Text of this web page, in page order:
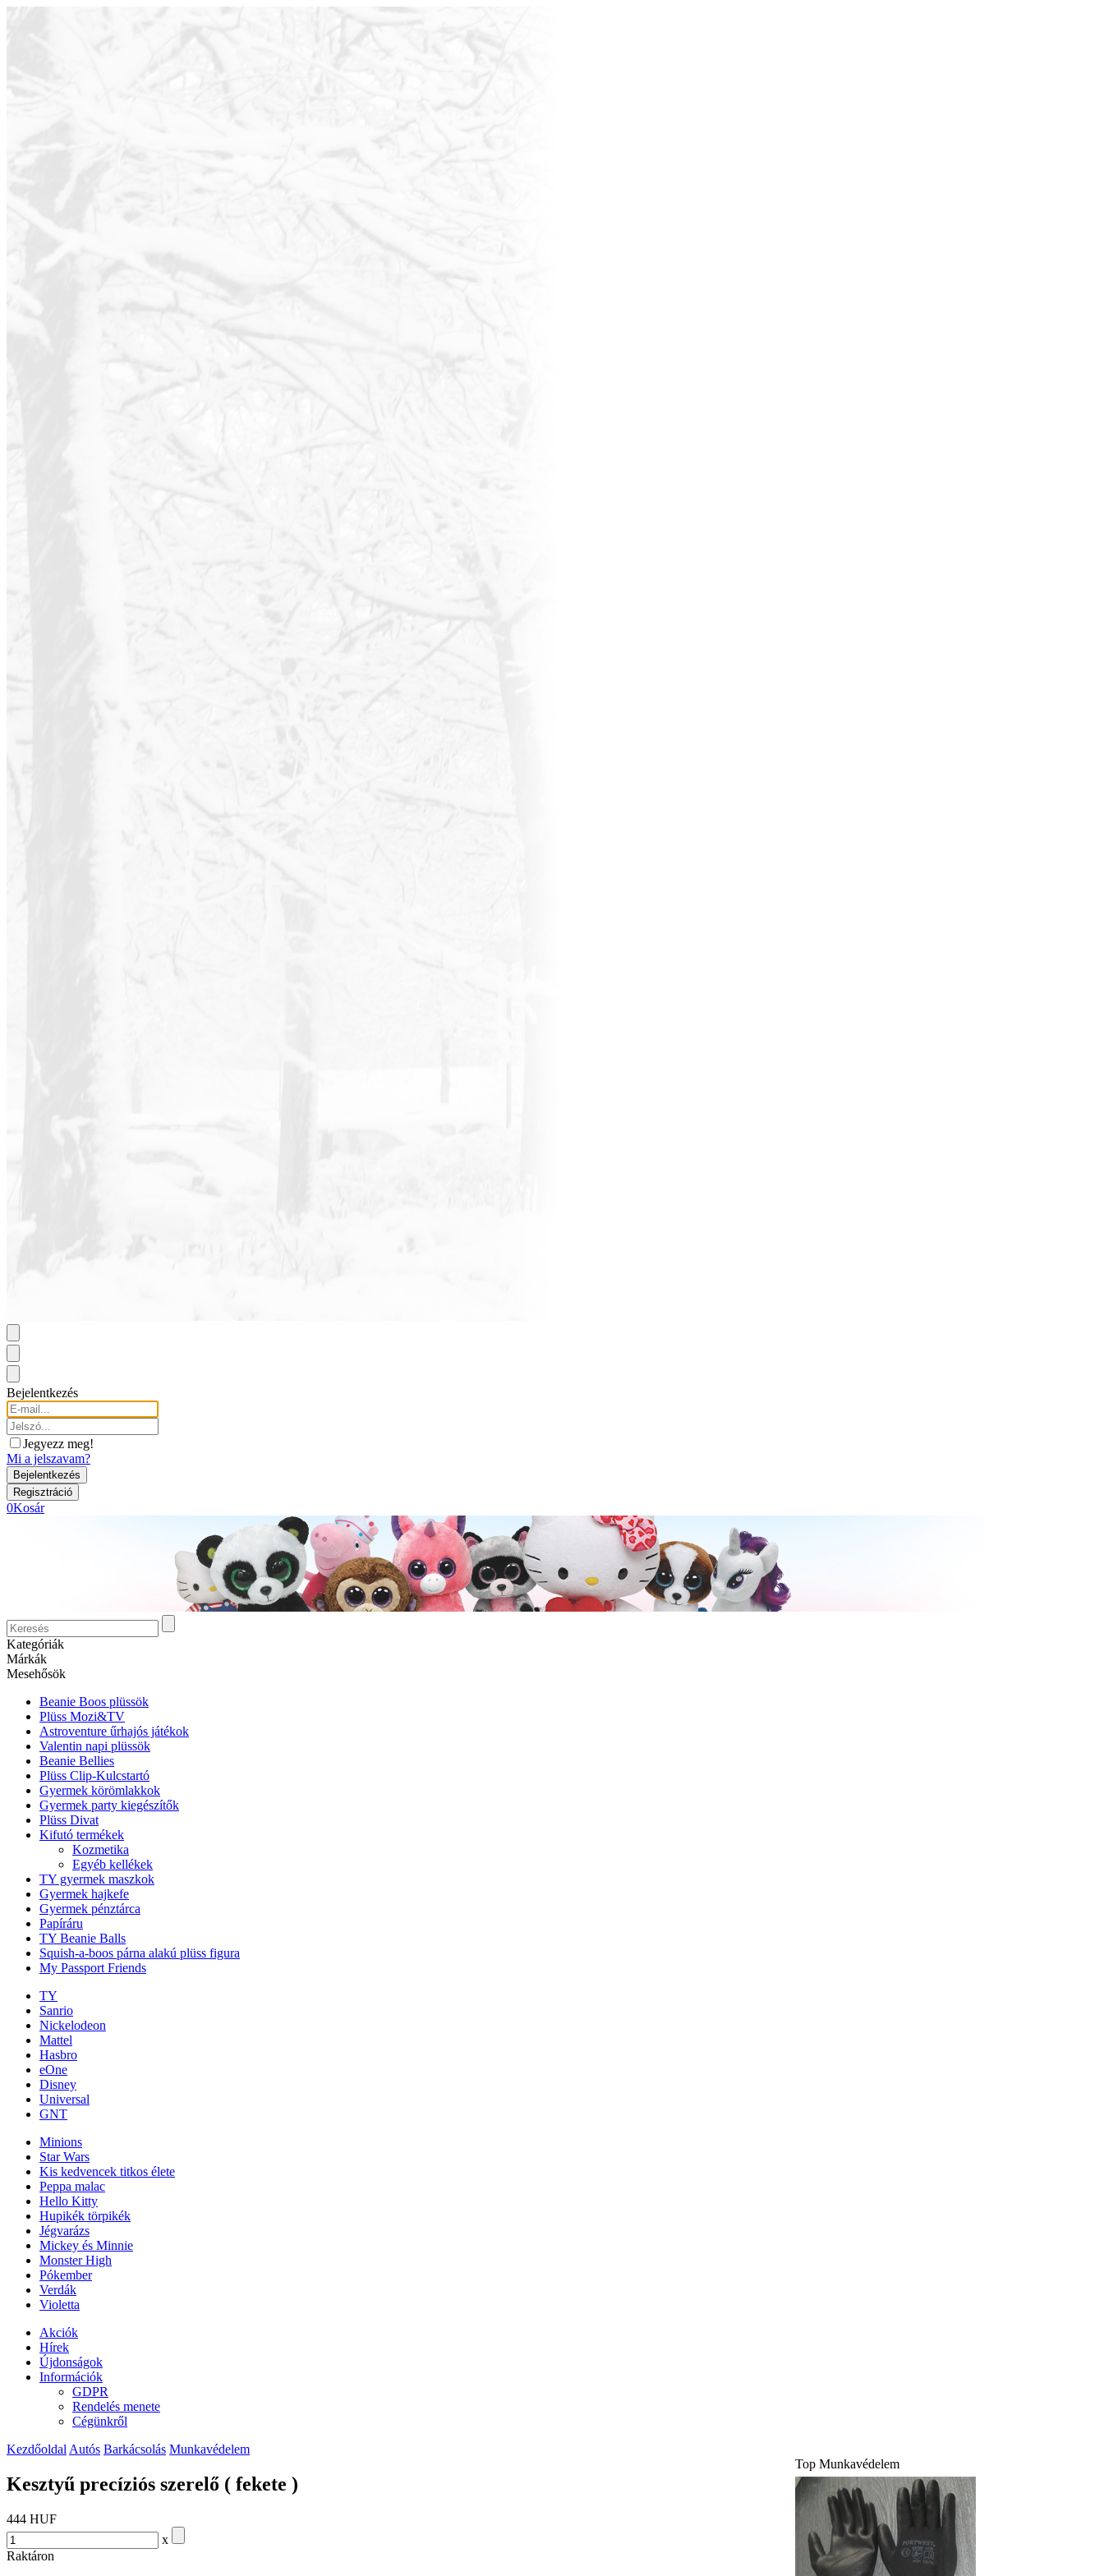
Bejelentkezés
Jegyezz meg!
Mi a jelszavam?
0Kosár
Kategóriák
Márkák
Mesehősök
Beanie Boos plüssök
Plüss Mozi&TV
Astroventure űrhajós játékok
Valentin napi plüssök
Beanie Bellies
Plüss Clip-Kulcstartó
Gyermek körömlakkok
Gyermek party kiegészítők
Plüss Divat
Kifutó termékek
Kozmetika
Egyéb kellékek
TY gyermek maszkok
Gyermek hajkefe
Gyermek pénztárca
Papíráru
TY Beanie Balls
Squish-a-boos párna alakú plüss figura
My Passport Friends
TY
Sanrio
Nickelodeon
Mattel
Hasbro
eOne
Disney
Universal
GNT
Minions
Star Wars
Kis kedvencek titkos élete
Peppa malac
Hello Kitty
Hupikék törpikék
Jégvarázs
Mickey és Minnie
Monster High
Pókember
Verdák
Violetta
Akciók
Hírek
Újdonságok
Információk
GDPR
Rendelés menete
Cégünkről
Kezdőoldal Autós Barkácsolás Munkavédelem
Kesztyű precíziós szerelő ( fekete )
444 HUF
x
Raktáron
Top Munkavédelem